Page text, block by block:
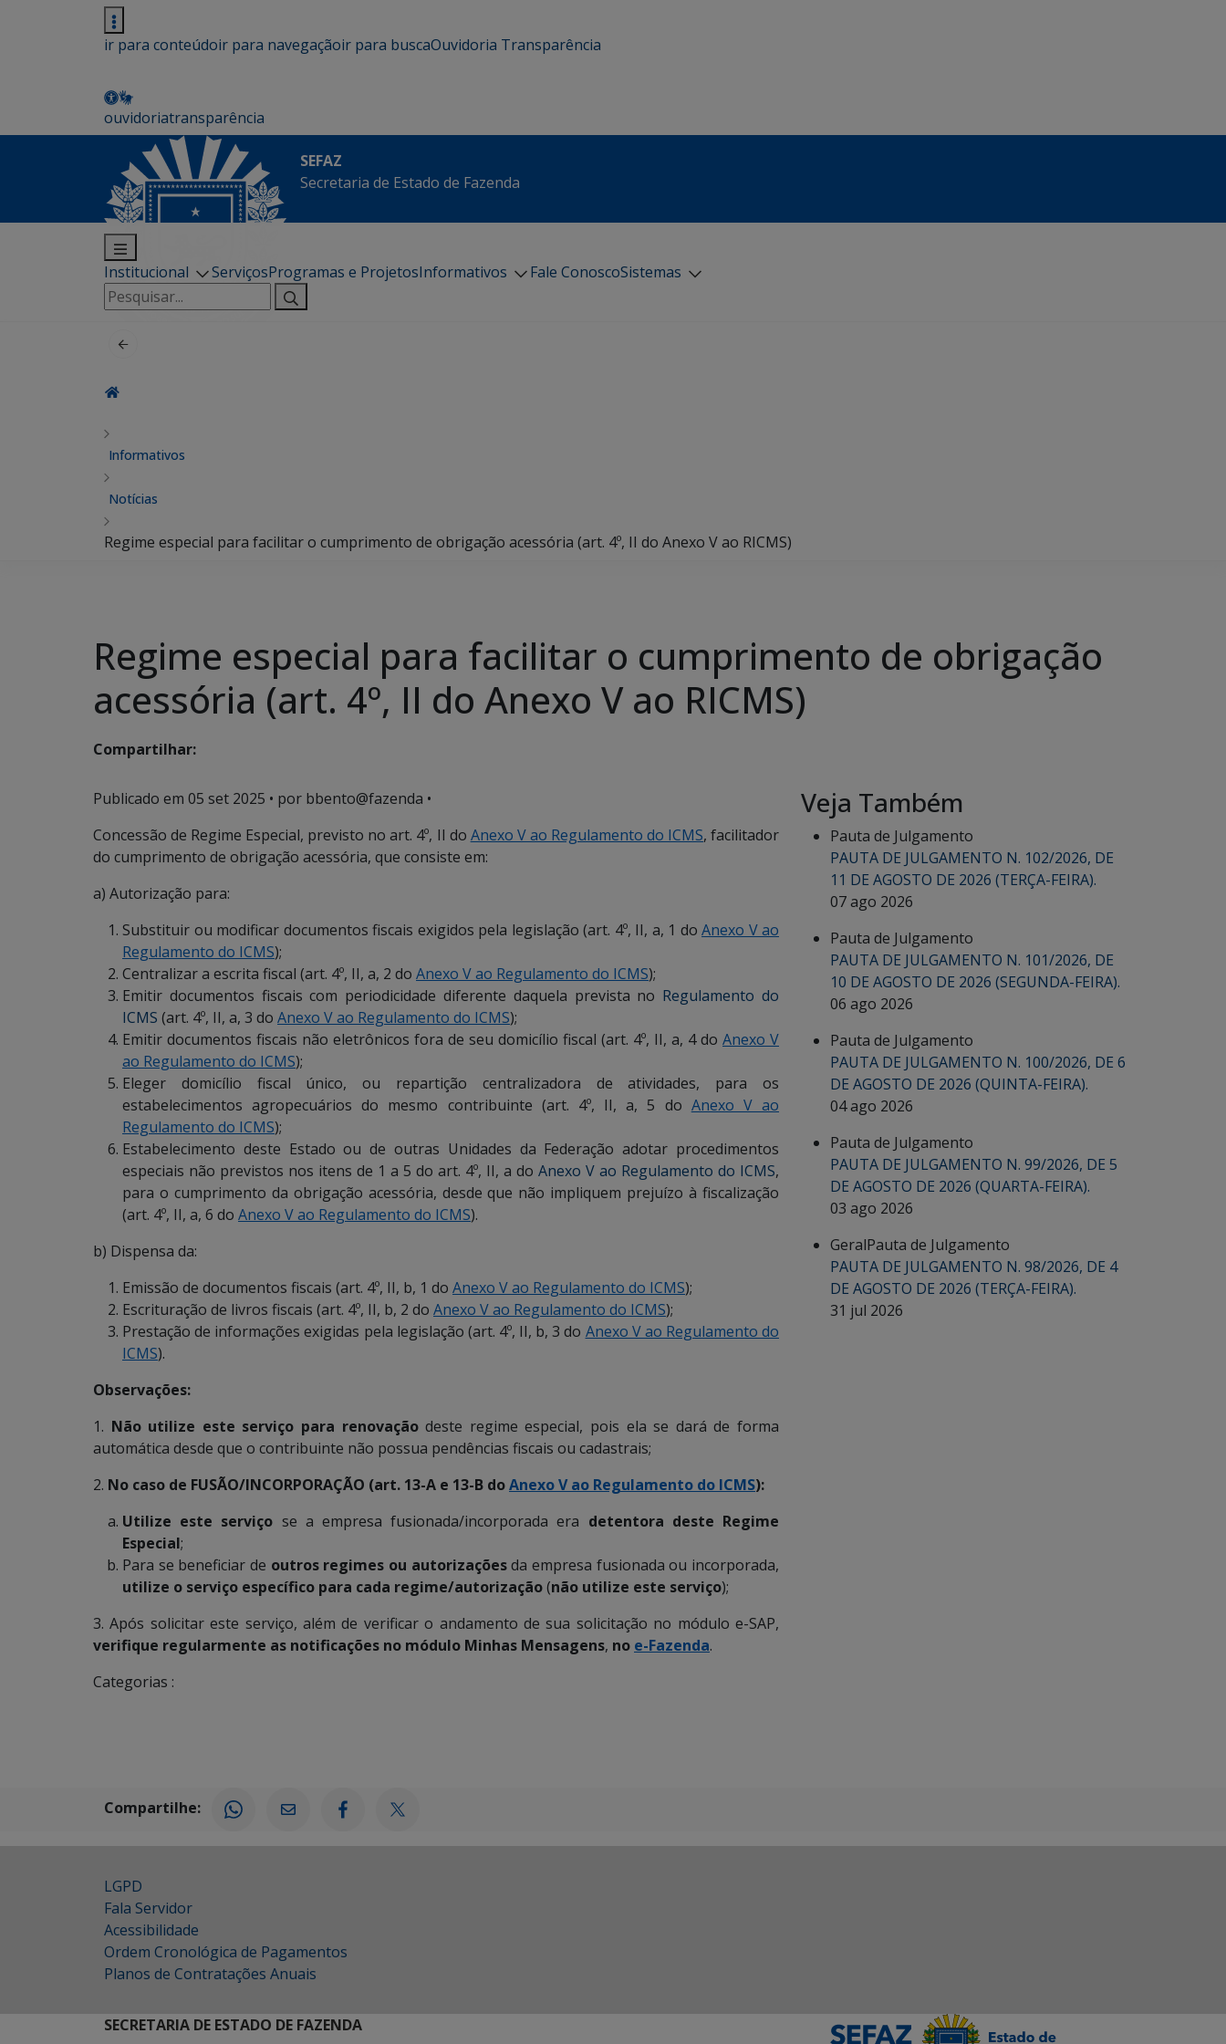
ir para conteúdoir para navegaçãoir para buscaOuvidoria Transparência
ouvidoriatransparência
SEFAZ
Secretaria de Estado de Fazenda
Institucional ServiçosProgramas e ProjetosInformativos Fale ConoscoSistemas
Pesquisar
por:
Informativos
Notícias
Regime especial para facilitar o cumprimento de obrigação acessória (art. 4º, II do Anexo V ao RICMS)
Regime especial para facilitar o cumprimento de obrigação
acessória (art. 4º, II do Anexo V ao RICMS)
Compartilhar:
Publicado em 05 set 2025 • por bbento@fazenda •
Concessão de Regime Especial, previsto no art. 4º, II do Anexo V ao Regulamento do ICMS, facilitador
do cumprimento de obrigação acessória, que consiste em:
a) Autorização para:
Substituir ou modificar documentos fiscais exigidos pela legislação (art. 4º, II, a, 1 do Anexo V ao
Regulamento do ICMS);
Centralizar a escrita fiscal (art. 4º, II, a, 2 do Anexo V ao Regulamento do ICMS);
Emitir documentos fiscais com periodicidade diferente daquela prevista no Regulamento do
ICMS (art. 4º, II, a, 3 do Anexo V ao Regulamento do ICMS);
Emitir documentos fiscais não eletrônicos fora de seu domicílio fiscal (art. 4º, II, a, 4 do Anexo V
ao Regulamento do ICMS);
Eleger domicílio fiscal único, ou repartição centralizadora de atividades, para os
estabelecimentos agropecuários do mesmo contribuinte (art. 4º, II, a, 5 do Anexo V ao
Regulamento do ICMS);
Estabelecimento deste Estado ou de outras Unidades da Federação adotar procedimentos
especiais não previstos nos itens de 1 a 5 do art. 4º, II, a do Anexo V ao Regulamento do ICMS,
para o cumprimento da obrigação acessória, desde que não impliquem prejuízo à fiscalização
(art. 4º, II, a, 6 do Anexo V ao Regulamento do ICMS).
b) Dispensa da:
Emissão de documentos fiscais (art. 4º, II, b, 1 do Anexo V ao Regulamento do ICMS);
Escrituração de livros fiscais (art. 4º, II, b, 2 do Anexo V ao Regulamento do ICMS);
Prestação de informações exigidas pela legislação (art. 4º, II, b, 3 do Anexo V ao Regulamento do
ICMS).
Observações:
1. Não utilize este serviço para renovaçãodeste regime especial, pois ela se dará de forma
automática desde que o contribuinte não possua pendências fiscais ou cadastrais;
2. No caso de FUSÃO/INCORPORAÇÃO (art. 13-A e 13-B doAnexo V ao Regulamento do ICMS):
Utilize este serviço se a empresa fusionada/incorporada era detentora deste Regime
Especial;
Para se beneficiar de outros regimes ou autorizaçõesda empresa fusionada ou incorporada,
utilize o serviço específico para cada regime/autorização(não utilize este serviço);
3. Após solicitar este serviço, além de verificar o andamento de sua solicitação no módulo e-SAP,
verifique regularmente as notificações no módulo Minhas Mensagens, no e-Fazenda.
Categorias :
Veja Também
Pauta de Julgamento
PAUTA DE JULGAMENTO N. 102/2026, DE
11 DE AGOSTO DE 2026 (TERÇA-FEIRA).
07 ago 2026
Pauta de Julgamento
PAUTA DE JULGAMENTO N. 101/2026, DE
10 DE AGOSTO DE 2026 (SEGUNDA-FEIRA).
06 ago 2026
Pauta de Julgamento
PAUTA DE JULGAMENTO N. 100/2026, DE 6
DE AGOSTO DE 2026 (QUINTA-FEIRA).
04 ago 2026
Pauta de Julgamento
PAUTA DE JULGAMENTO N. 99/2026, DE 5
DE AGOSTO DE 2026 (QUARTA-FEIRA).
03 ago 2026
GeralPauta de Julgamento
PAUTA DE JULGAMENTO N. 98/2026, DE 4
DE AGOSTO DE 2026 (TERÇA-FEIRA).
31 jul 2026
Compartilhe:
LGPD
Fala Servidor
Acessibilidade
Ordem Cronológica de Pagamentos
Planos de Contratações Anuais
SECRETARIA DE ESTADO DE FAZENDA